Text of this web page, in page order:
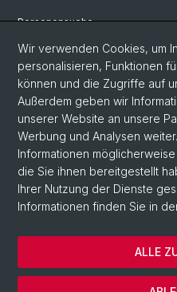
Personensuche
Personeninfo
Profilbereich Osteuropa
FAQ
© Universität Basel
Philosophisch-Historische
Departement Sprach- und
Home
Datenschutzerklärung
Wir verwenden Cookies, um
personalisieren, Funktionen
können und die Zugriffe auf
Außerdem geben wir
unserer Website an unsere
Werbung und Analysen
Informationen
die Sie ihnen bereitgestellt
Ihrer Nutzung der Dienste
Informationen finden Sie in
ALLE